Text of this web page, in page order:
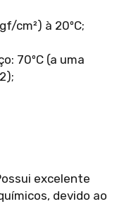
cm²) à 20ºC;
70ºC (a uma
excelente
devido ao